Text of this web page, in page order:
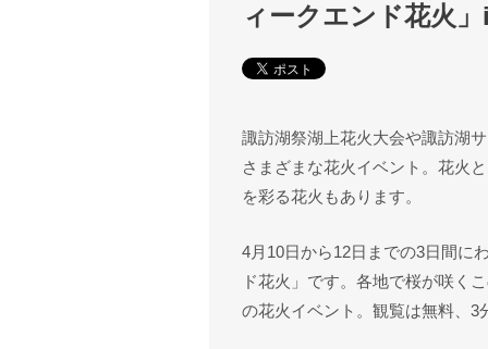
ィークエンド花火
諏訪湖祭湖上花火大会や諏訪湖
さまざまな花火イベント。花火
を彩る花火もあります。
4月10日から12日までの3日間に
ド花火」です。各地で桜が咲く
の花火イベント。観覧は無料、